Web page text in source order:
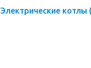
Электрические котлы